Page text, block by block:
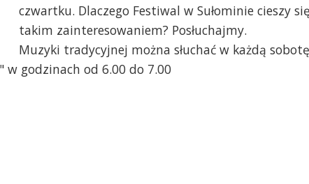
czwartku. Dlaczego Festiwal w Sułominie cieszy się
takim zainteresowaniem? Posłuchajmy.
Muzyki tradycyjnej można słuchać w każdą sobotę
w godzinach od 6.00 do 7.00